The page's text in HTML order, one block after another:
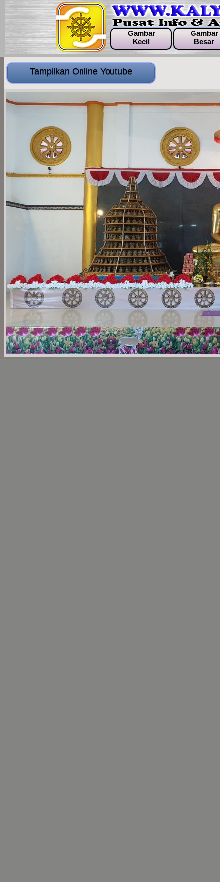
Gambar
Kecil
Gambar
Besar
Tampilkan Online Youtube